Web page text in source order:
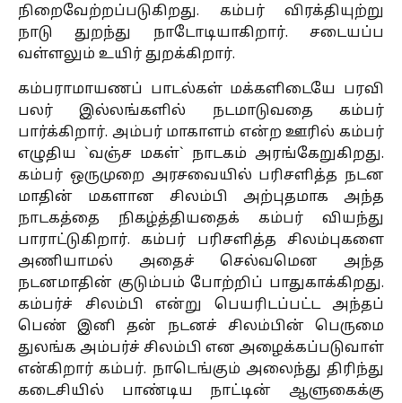
நிறைவேற்றப்படுகிறது. கம்பர் விரக்தியுற்று
நாடு துறந்து நாடோடியாகிறார். சடையப்ப
வள்ளலும் உயிர் துறக்கிறார்.
கம்பராமாயணப் பாடல்கள் மக்களிடையே பரவி
பலர் இல்லங்களில் நடமாடுவதை கம்பர்
பார்க்கிறார். அம்பர் மாகாளம் என்ற ஊரில் கம்பர்
எழுதிய `வஞ்ச மகள்` நாடகம் அரங்கேறுகிறது.
கம்பர் ஒருமுறை அரசவையில் பரிசளித்த நடன
மாதின் மகளான சிலம்பி அற்புதமாக அந்த
நாடகத்தை நிகழ்த்தியதைக் கம்பர் வியந்து
பாராட்டுகிறார். கம்பர் பரிசளித்த சிலம்புகளை
அணியாமல் அதைச் செல்வமென அந்த
நடனமாதின் குடும்பம் போற்றிப் பாதுகாக்கிறது.
கம்பர்ச் சிலம்பி என்று பெயரிடப்பட்ட அந்தப்
பெண் இனி தன் நடனச் சிலம்பின் பெருமை
துலங்க அம்பர்ச் சிலம்பி என அழைக்கப்படுவாள்
என்கிறார் கம்பர். நாடெங்கும் அலைந்து திரிந்து
கடைசியில் பாண்டிய நாட்டின் ஆளுகைக்கு